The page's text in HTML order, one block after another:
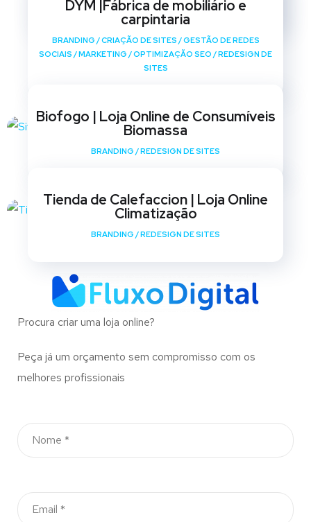
SITES
DYM |Fábrica de mobiliário e
carpintaria
BRANDING /CRIAÇÃO DE SITES /GESTÃO DE REDES
SOCIAIS /MARKETING /OPTIMIZAÇÃO SEO /REDESIGN DE
SITES
Biofogo | Loja Online de Consumíveis
Biomassa
BRANDING /REDESIGN DE SITES
Tienda de Calefaccion | Loja Online
Climatização
BRANDING /REDESIGN DE SITES
Procura criar uma loja online?
Peça já um orçamento sem compromisso com os
melhores profissionais